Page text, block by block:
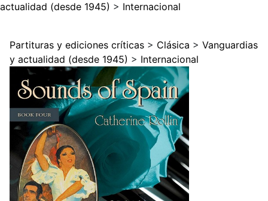
actualidad (desde 1945) > Internacional
Partituras y ediciones críticas > Clásica > Vanguardias
y actualidad (desde 1945) > Internacional